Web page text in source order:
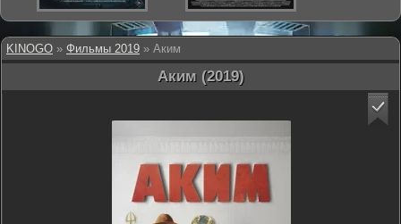
KINOGO » Фильмы 2019 » Аким
Аким (2019)